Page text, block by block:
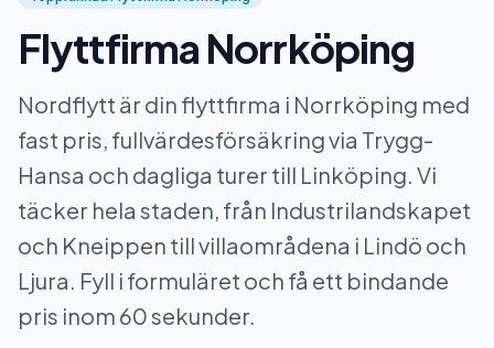
Flyttfirma Norrköping
Nordflytt är din flyttfirma i Norrköping med
fast pris, fullvärdesförsäkring via Trygg-
Hansa och dagliga turer till Linköping. Vi
täcker hela staden, från Industrilandskapet
och Kneippen till villaområdena i Lindö och
Ljura. Fyll i formuläret och få ett bindande
pris inom 60 sekunder.